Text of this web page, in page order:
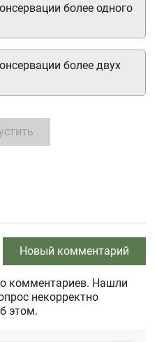
более двух
более одного
Новый комментарий
комментариев. Нашли
некорректно
этом.